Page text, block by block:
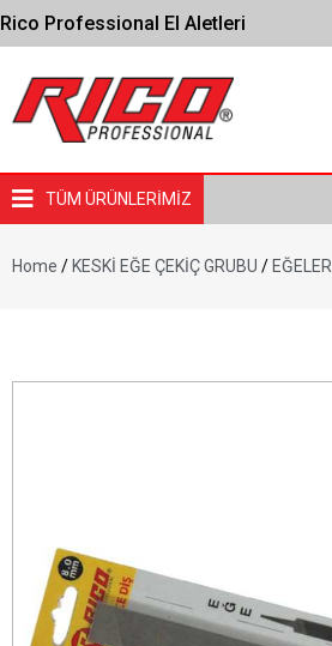
Rico Professional El Aletleri
TÜM ÜRÜNLERİMİZ
Home /KESKİ EĞE ÇEKİÇ GRUBU /EĞELER